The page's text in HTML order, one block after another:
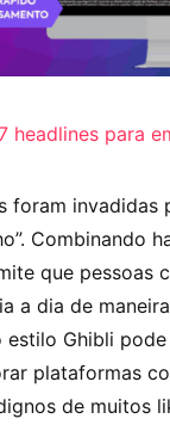
foram invadidas
Combinando
que pessoas
a dia de
Ghibli
plataformas
de muitos